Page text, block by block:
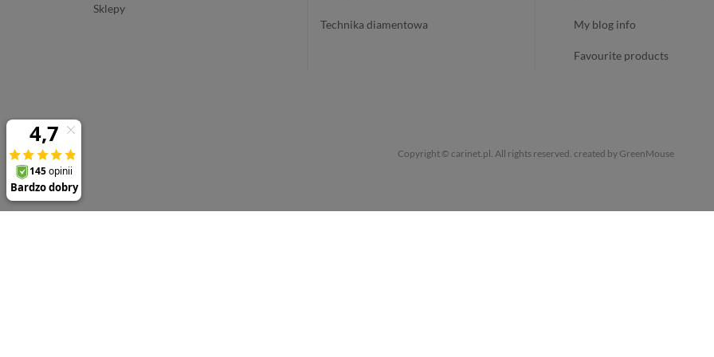
sklepy
technika diamentowa my blog info
favourite products
Copyright © carinet.pl. All rights reserved. created by GreenMouse